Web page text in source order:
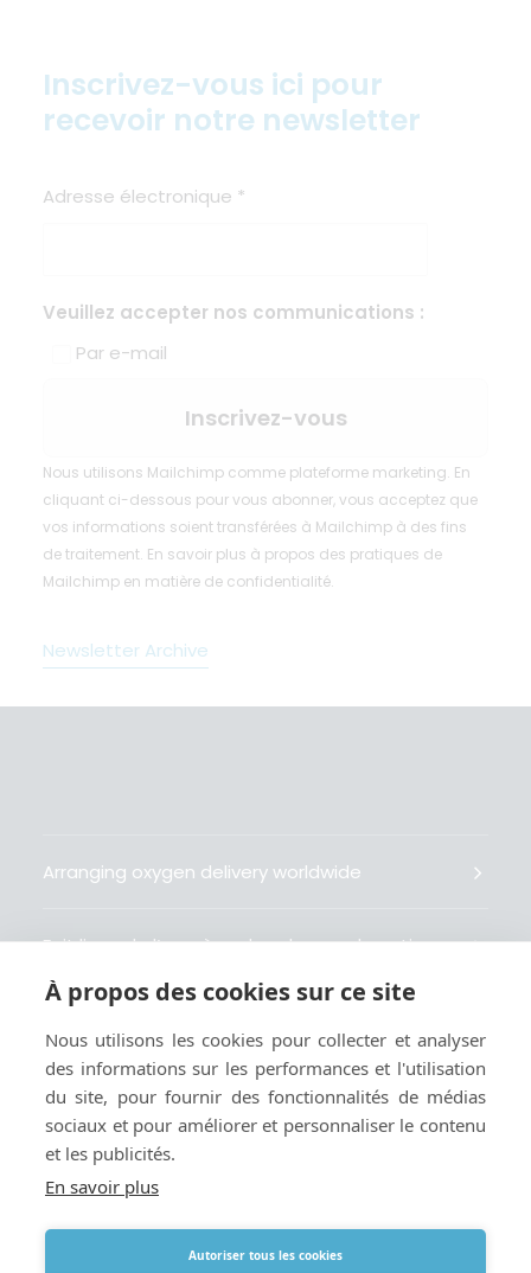
Inscrivez-vous ici pour
recevoir notre newsletter
Adresse électronique *
Veuillez accepter nos communications :
Par e-mail
Nous utilisons Mailchimp comme plateforme marketing. En
cliquant ci-dessous pour vous abonner, vous acceptez que
vos informations soient transférées à Mailchimp à des fins
de traitement. En savoir plus à propos des pratiques de
Mailchimp en matière de confidentialité.
Newsletter Archive
Arranging oxygen delivery worldwide
Fait livrer de l’oxygène dans le monde entier
Gestiona la entrega de oxígeno medicinal en el
mundo
Cookies et politique de confidentialité
À propos des cookies sur ce site
Nous utilisons les cookies pour collecter et analyser
des informations sur les performances et l'utilisation
du site, pour fournir des fonctionnalités de médias
sociaux et pour améliorer et personnaliser le contenu
et les publicités.
En savoir plus
Autoriser tous les cookies